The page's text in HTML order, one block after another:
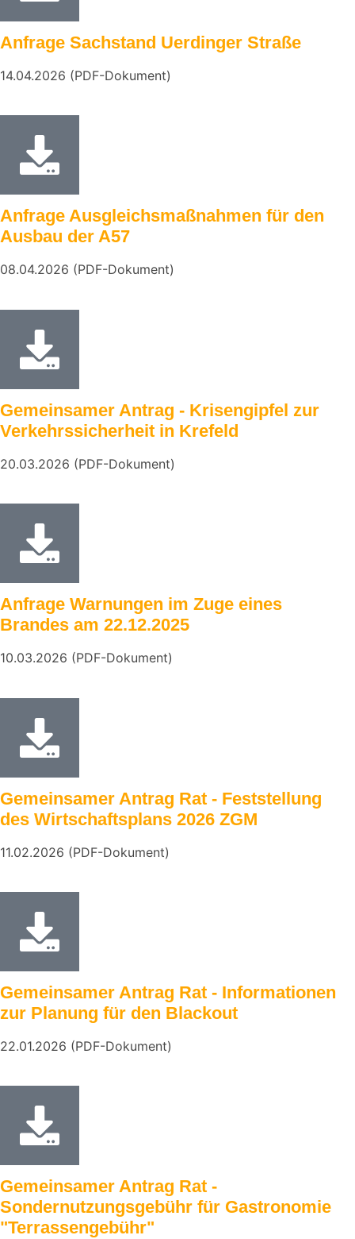
Anfrage Sachstand Uerdinger Straße
14.04.2026 (PDF-Dokument)
Anfrage Ausgleichsmaßnahmen für den
Ausbau der A57
08.04.2026 (PDF-Dokument)
Gemeinsamer Antrag - Krisengipfel zur
Verkehrssicherheit in Krefeld
20.03.2026 (PDF-Dokument)
Anfrage Warnungen im Zuge eines
Brandes am 22.12.2025
10.03.2026 (PDF-Dokument)
Gemeinsamer Antrag Rat - Feststellung
des Wirtschaftsplans 2026 ZGM
11.02.2026 (PDF-Dokument)
Gemeinsamer Antrag Rat - Informationen
zur Planung für den Blackout
22.01.2026 (PDF-Dokument)
Gemeinsamer Antrag Rat -
Sondernutzungsgebühr für Gastronomie
"Terrassengebühr"